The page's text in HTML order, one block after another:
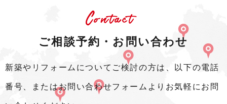
Contact
ご相談予約・お問い合わせ
新築やリフォームについてご検討の方は、以下の電話
番号、またはお問い合わせフォームよりお気軽にお問